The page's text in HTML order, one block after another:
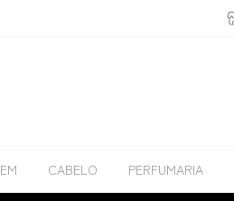
CABELO PERFUMARIA